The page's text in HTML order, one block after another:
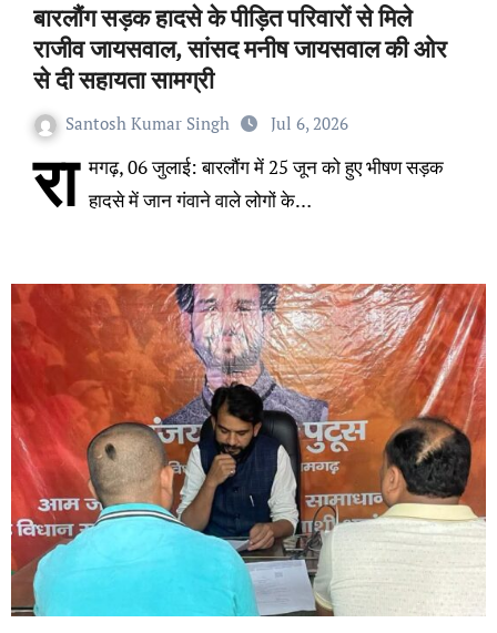
बारलौंग सड़क हादसे के पीड़ित परिवारों से मिले
राजीव जायसवाल, सांसद मनीष जायसवाल की ओर
से दी सहायता सामग्री
Santosh Kumar Singh Jul 6, 2026
रा मगढ़, 06 जुलाई: बारलौंग में 25 जून को हुए भीषण सड़क
हादसे में जान गंवाने वाले लोगों के…